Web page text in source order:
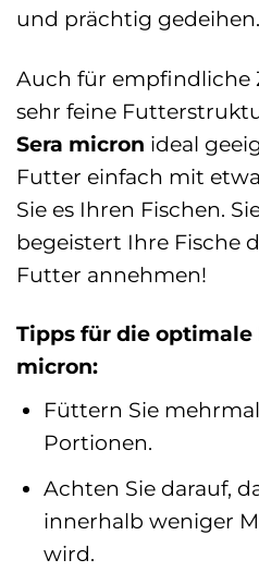
und prächtig gedeihen.
Auch für empfindliche
sehr feine
Sera micron ideal
Futter einfach mit
Sie es Ihren Fischen.
begeistert Ihre Fische
Futter annehmen!
Tipps für die
micron:
Füttern Sie
Portionen.
Achten Sie darauf,
innerhalb weniger
wird.